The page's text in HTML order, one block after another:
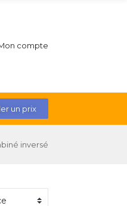
compte
un prix
inversé